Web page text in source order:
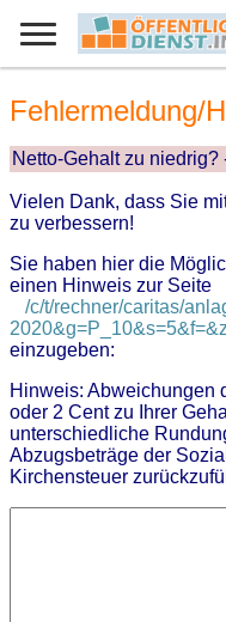
Fehlermeldung/
Netto-Gehalt zu niedrig?
Vielen Dank, dass Sie
zu verbessern!
Sie haben hier die
einen Hinweis zur Seite
/c/t/rechner/caritas/
einzugeben:
Hinweis: Abweichungen
oder 2 Cent zu Ihrer
unterschiedliche
Abzugsbeträge der
Kirchensteuer